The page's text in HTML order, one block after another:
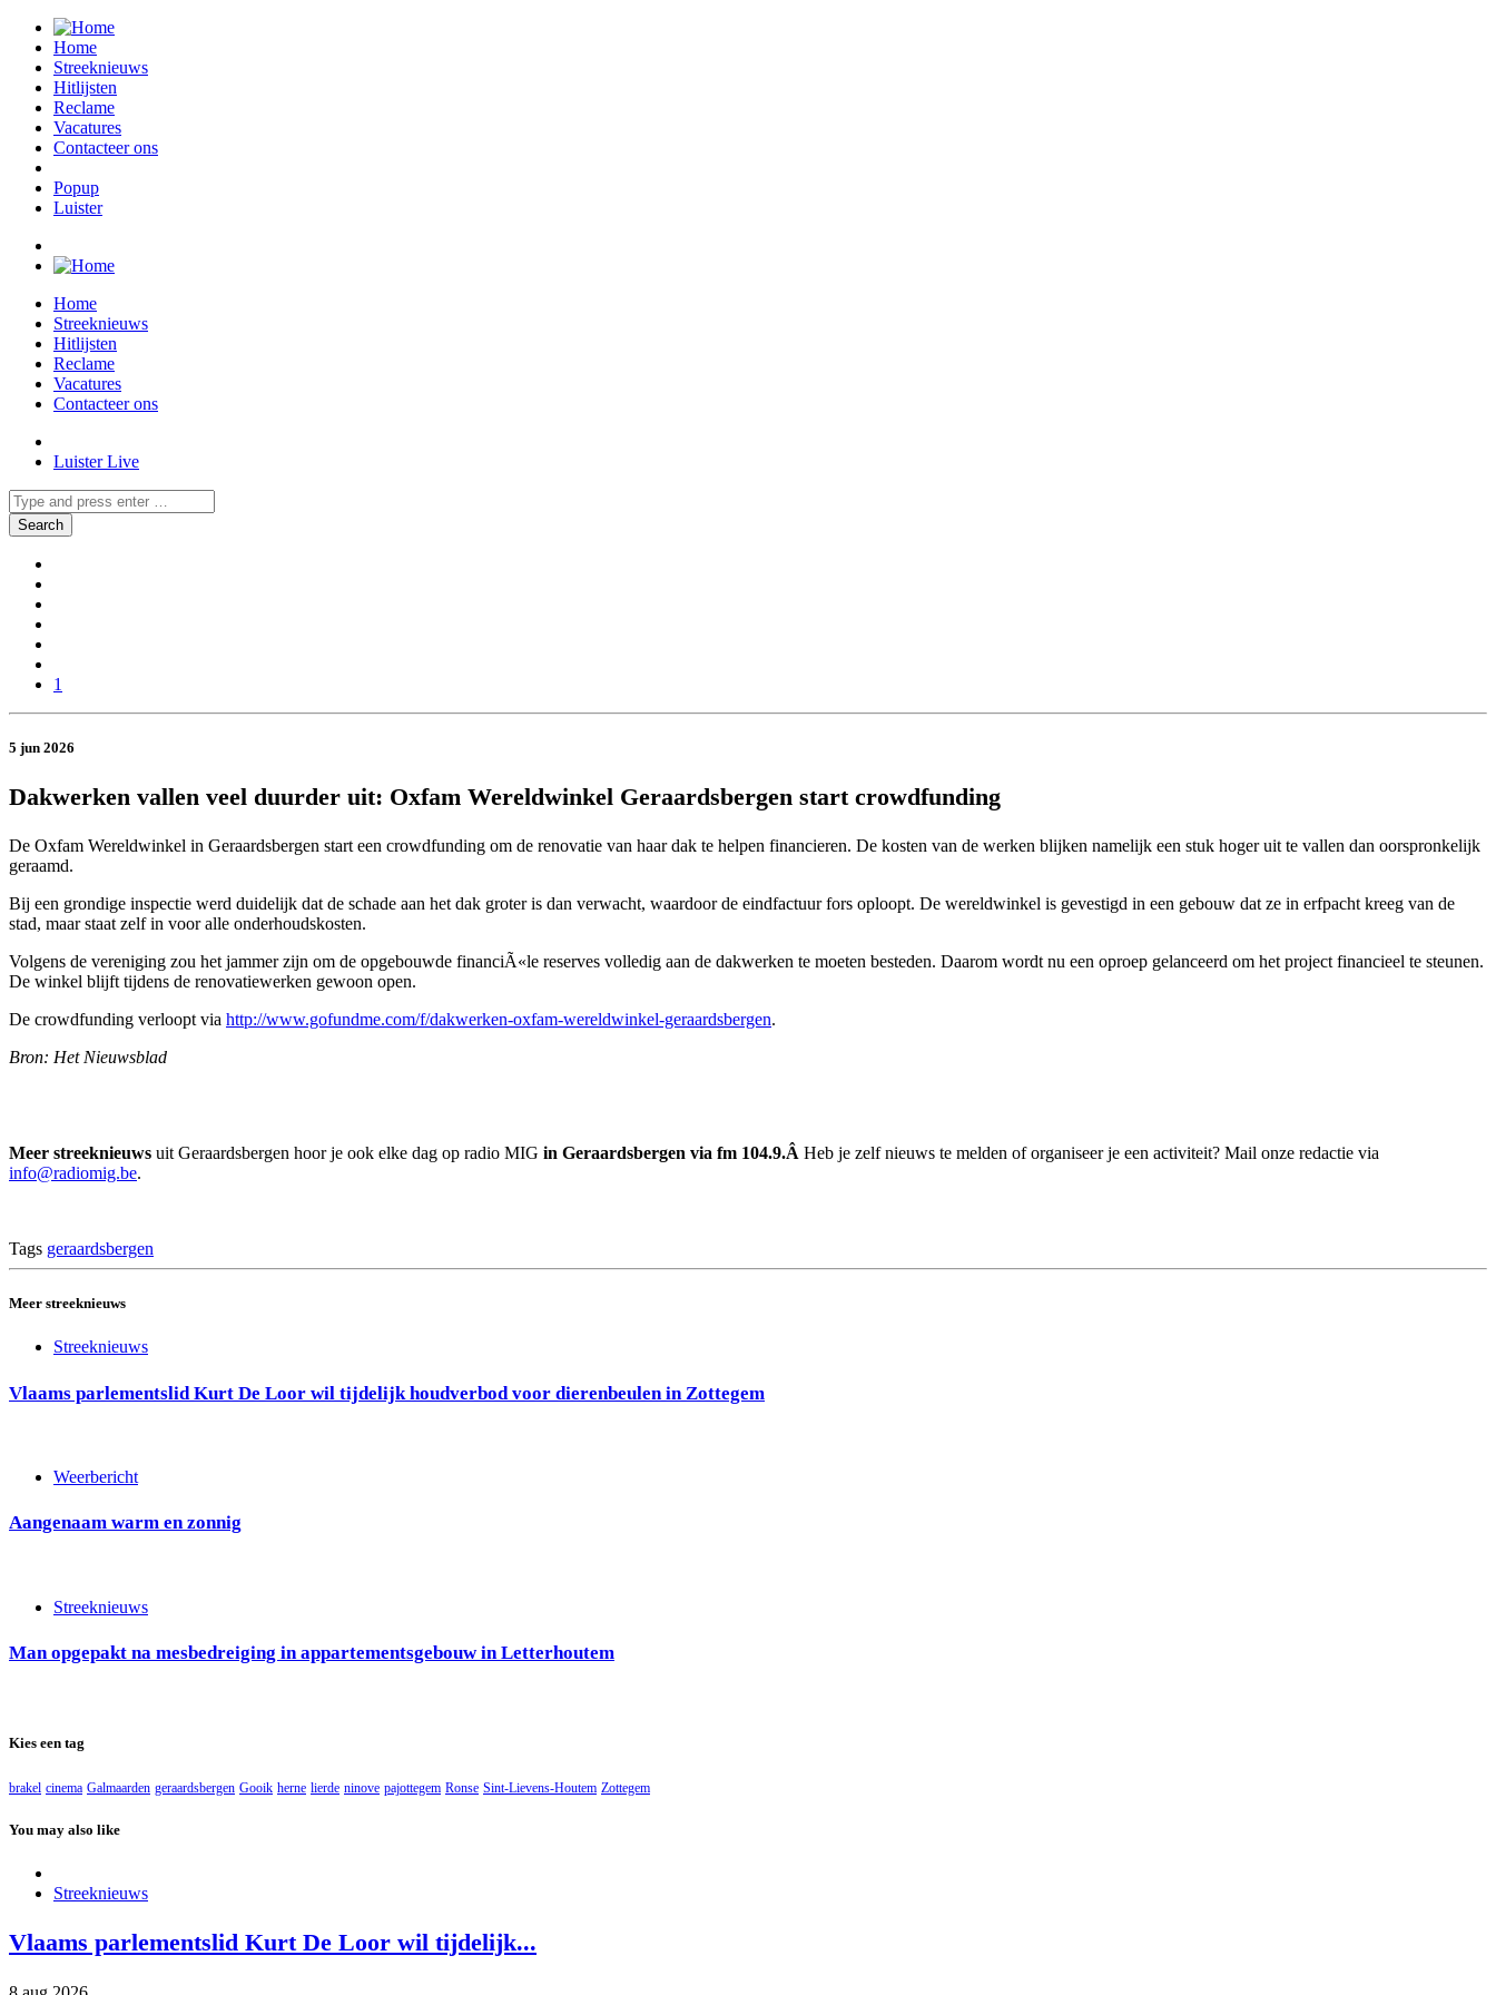
Home
Streeknieuws
Hitlijsten
Reclame
Vacatures
Contacteer ons
Popup
Luister
Home
Streeknieuws
Hitlijsten
Reclame
Vacatures
Contacteer ons
Luister Live
1
5 jun 2026
Dakwerken vallen veel duurder uit: Oxfam Wereldwinkel Geraardsbergen start crowdfunding
De Oxfam Wereldwinkel in Geraardsbergen start een crowdfunding om de renovatie van haar dak te helpen financieren. De kosten van de werken blijken namelijk een stuk hoger uit te vallen dan oorspronkelijk
geraamd.
Bij een grondige inspectie werd duidelijk dat de schade aan het dak groter is dan verwacht, waardoor de eindfactuur fors oploopt. De wereldwinkel is gevestigd in een gebouw dat ze in erfpacht kreeg van de
stad, maar staat zelf in voor alle onderhoudskosten.
Volgens de vereniging zou het jammer zijn om de opgebouwde financiÃ«le reserves volledig aan de dakwerken te moeten besteden. Daarom wordt nu een oproep gelanceerd om het project financieel te steunen.
De winkel blijft tijdens de renovatiewerken gewoon open.
De crowdfunding verloopt via http://www.gofundme.com/f/dakwerken-oxfam-wereldwinkel-geraardsbergen.
Bron: Het Nieuwsblad
Meer streeknieuws uit Geraardsbergen hoor je ook elke dag op radio MIG in Geraardsbergen via fm 104.9.Â Heb je zelf nieuws te melden of organiseer je een activiteit? Mail onze redactie via
info@radiomig.be.
Tags geraardsbergen
Meer streeknieuws
Streeknieuws
Vlaams parlementslid Kurt De Loor wil tijdelijk houdverbod voor dierenbeulen in Zottegem
Weerbericht
Aangenaam warm en zonnig
Streeknieuws
Man opgepakt na mesbedreiging in appartementsgebouw in Letterhoutem
Kies een tag
brakel cinema Galmaarden geraardsbergen Gooik herne lierde ninove pajottegem Ronse Sint-Lievens-Houtem Zottegem
You may also like
Streeknieuws
Vlaams parlementslid Kurt De Loor wil tijdelijk...